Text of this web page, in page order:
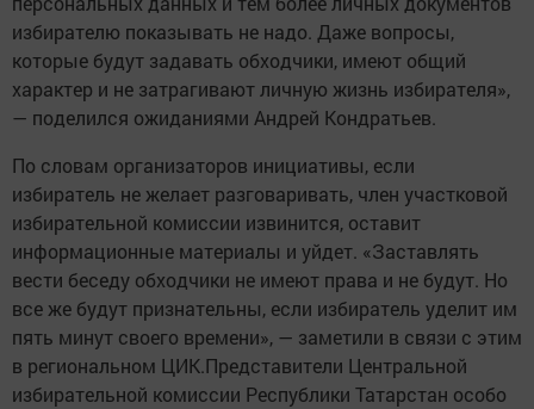
избирателю показывать не надо. Даже вопросы,
которые будут задавать обходчики, имеют общий
характер и не затрагивают личную жизнь избирателя»,
— поделился ожиданиями Андрей Кондратьев.
По словам организаторов инициативы, если
избиратель не желает разговаривать, член участковой
избирательной комиссии извинится, оставит
информационные материалы и уйдет. «Заставлять
вести беседу обходчики не имеют права и не будут. Но
все же будут признательны, если избиратель уделит им
пять минут своего времени», — заметили в связи с этим
в региональном ЦИК.Представители Центральной
избирательной комиссии Республики Татарстан особо